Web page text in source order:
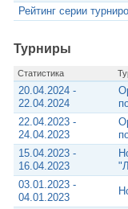
Рейтинг серии
Турниры
Статистика
20.04.2024 -
22.04.2024
22.04.2023 -
24.04.2023
15.04.2023 -
16.04.2023
03.01.2023 -
04.01.2023